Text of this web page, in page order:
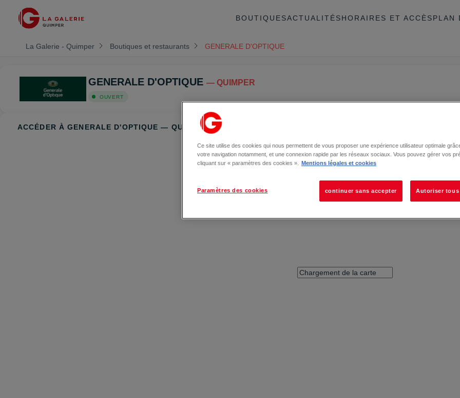
BOUTIQUESACTUALITÉSHORAIRES ET ACCÈSPLAN
La Galerie - Quimper Boutiques et restaurants GENERALE D'OPTIQUE
GENERALE D'OPTIQUE — QUIMPER
OUVERT
ACCÉDER À GENERALE D'OPTIQUE — QUIMPER
Ce site utilise des cookies qui nous permettent de vous proposer une expérience utilisateur optimale
votre navigation notamment, et une connexion rapide par les réseaux sociaux. Vous pouvez gérer vos
cliquant sur « paramètres des cookies ».
Mentions légales et cookies
Paramètres des cookies continuer sans accepter Autoriser